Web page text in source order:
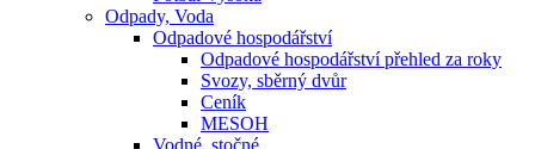
Odpady, Voda
Odpadové hospodářství
Odpadové hospodářství přehled za roky
Svozy, sběrný dvůr
Ceník
MESOH
Vodné, stočné